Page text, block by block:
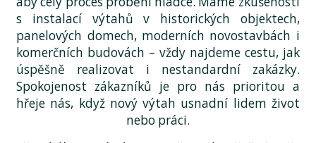
s instalací výtahů v historických objektech,
panelových domech, moderních novostavbách i
komerčních budovách – vždy najdeme cestu, jak
úspěšně realizovat i nestandardní zakázky.
Spokojenost zákazníků je pro nás prioritou a
hřeje nás, když nový výtah usnadní lidem život
nebo práci.